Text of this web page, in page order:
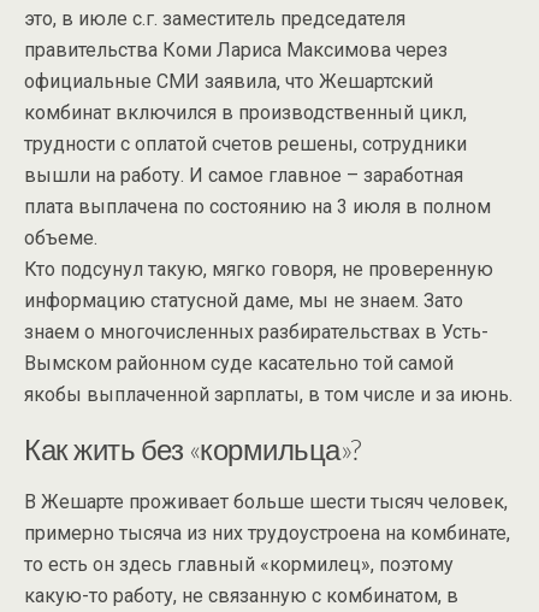
это, в июле с.г. заместитель председателя
правительства Коми Лариса Максимова через
официальные СМИ заявила, что Жешартский
комбинат включился в производственный цикл,
трудности с оплатой счетов решены, сотрудники
вышли на работу. И самое главное – заработная
плата выплачена по состоянию на 3 июля в полном
объеме.
Кто подсунул такую, мягко говоря, не проверенную
информацию статусной даме, мы не знаем. Зато
знаем о многочисленных разбирательствах в Усть-
Вымском районном суде касательно той самой
якобы выплаченной зарплаты, в том числе и за июнь.
Как жить без «кормильца»?
В Жешарте проживает больше шести тысяч человек,
примерно тысяча из них трудоустроена на комбинате,
то есть он здесь главный «кормилец», поэтому
какую-то работу, не связанную с комбинатом, в